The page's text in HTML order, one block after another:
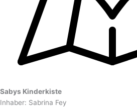
Sabys Kinderkiste
Inhaber: Sabrina Fey